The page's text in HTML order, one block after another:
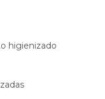
higienizado